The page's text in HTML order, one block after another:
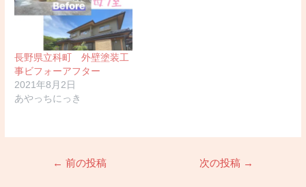
長野県立科町 外壁塗装工
事ビフォーアフター
2021年8月2日
あやっちにっき
← 前の投稿 次の投稿 →